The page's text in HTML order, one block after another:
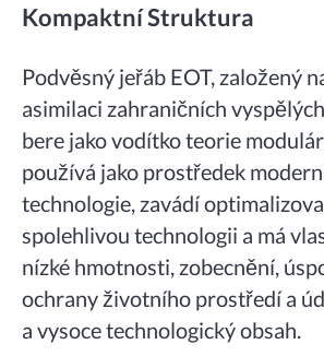
Kompaktní Struktura
Podvěsný jeřáb EOT, založený
asimilaci zahraničních
bere jako vodítko teorie
používá jako prostředek
technologie, zavádí
spolehlivou technologii a má
nízké hmotnosti, zobecnění,
ochrany životního prostředí a
a vysoce technologický obsah.